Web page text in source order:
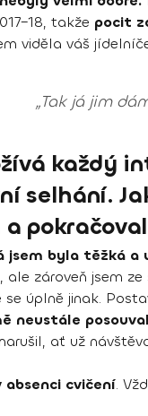
takže pocit
viděla váš
„Tak já jim
každý
selhání.
jsem byla těžká a
zároveň jsem
úplně jinak.
neustále
ať už
absenci cvičení.